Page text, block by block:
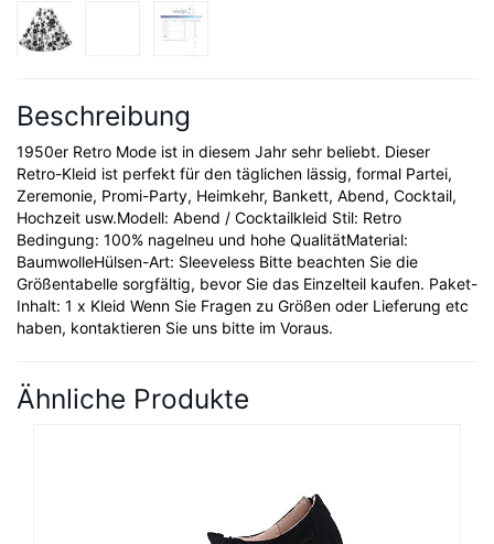
Beschreibung
1950er Retro Mode ist in diesem Jahr sehr beliebt. Dieser
Retro-Kleid ist perfekt für den täglichen lässig, formal Partei,
Zeremonie, Promi-Party, Heimkehr, Bankett, Abend, Cocktail,
Hochzeit usw.Modell: Abend / Cocktailkleid Stil: Retro
Bedingung: 100% nagelneu und hohe QualitätMaterial:
BaumwolleHülsen-Art: Sleeveless Bitte beachten Sie die
Größentabelle sorgfältig, bevor Sie das Einzelteil kaufen. Paket-
Inhalt: 1 x Kleid Wenn Sie Fragen zu Größen oder Lieferung etc
haben, kontaktieren Sie uns bitte im Voraus.
Ähnliche Produkte